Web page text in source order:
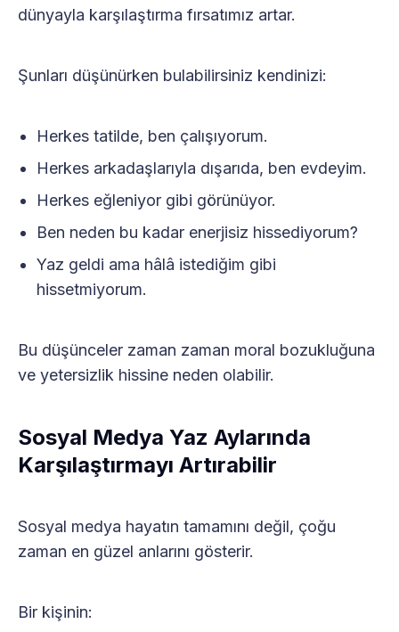
dünyayla karşılaştırma fırsatımız artar.
Şunları düşünürken bulabilirsiniz kendinizi:
Herkes tatilde, ben çalışıyorum.
Herkes arkadaşlarıyla dışarıda, ben evdeyim.
Herkes eğleniyor gibi görünüyor.
Ben neden bu kadar enerjisiz hissediyorum?
Yaz geldi ama hâlâ istediğim gibi
hissetmiyorum.
Bu düşünceler zaman zaman moral bozukluğuna
ve yetersizlik hissine neden olabilir.
Sosyal Medya Yaz Aylarında
Karşılaştırmayı Artırabilir
Sosyal medya hayatın tamamını değil, çoğu
zaman en güzel anlarını gösterir.
Bir kişinin: